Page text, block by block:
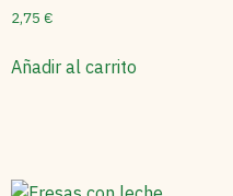
2,75 €
Añadir al carrito